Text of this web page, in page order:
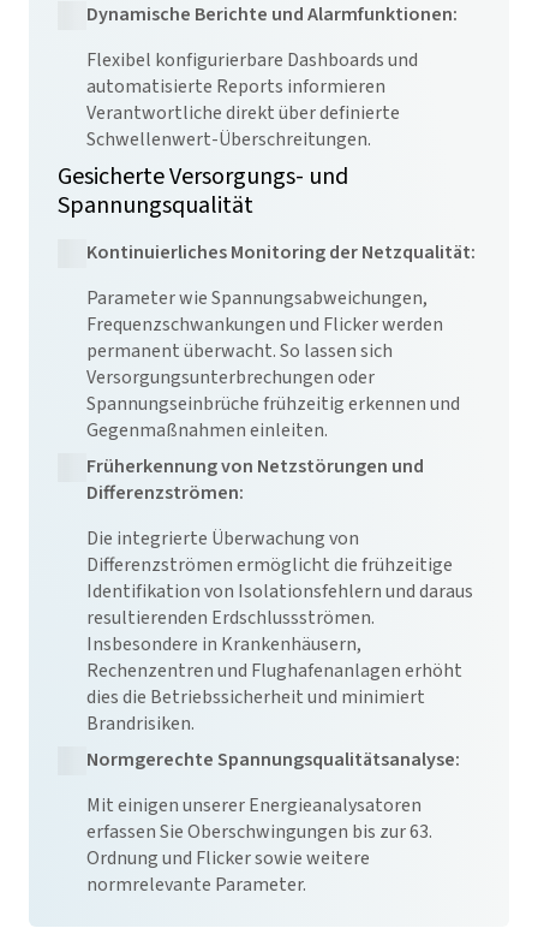
Dynamische Berichte und Alarmfunktionen:
Flexibel konfigurierbare Dashboards und
automatisierte Reports informieren
Verantwortliche direkt über definierte
Schwellenwert-Überschreitungen.
Gesicherte Versorgungs- und
Spannungsqualität
Kontinuierliches Monitoring der Netzqualität:
Parameter wie Spannungsabweichungen,
Frequenzschwankungen und Flicker werden
permanent überwacht. So lassen sich
Versorgungsunterbrechungen oder
Spannungseinbrüche frühzeitig erkennen und
Gegenmaßnahmen einleiten.
Früherkennung von Netzstörungen und
Differenzströmen:
Die integrierte Überwachung von
Differenzströmen ermöglicht die frühzeitige
Identifikation von Isolationsfehlern und daraus
resultierenden Erdschlussströmen.
Insbesondere in Krankenhäusern,
Rechenzentren und Flughafenanlagen erhöht
dies die Betriebssicherheit und minimiert
Brandrisiken.
Normgerechte Spannungsqualitätsanalyse:
Mit einigen unserer Energieanalysatoren
erfassen Sie Oberschwingungen bis zur 63.
Ordnung und Flicker sowie weitere
normrelevante Parameter.